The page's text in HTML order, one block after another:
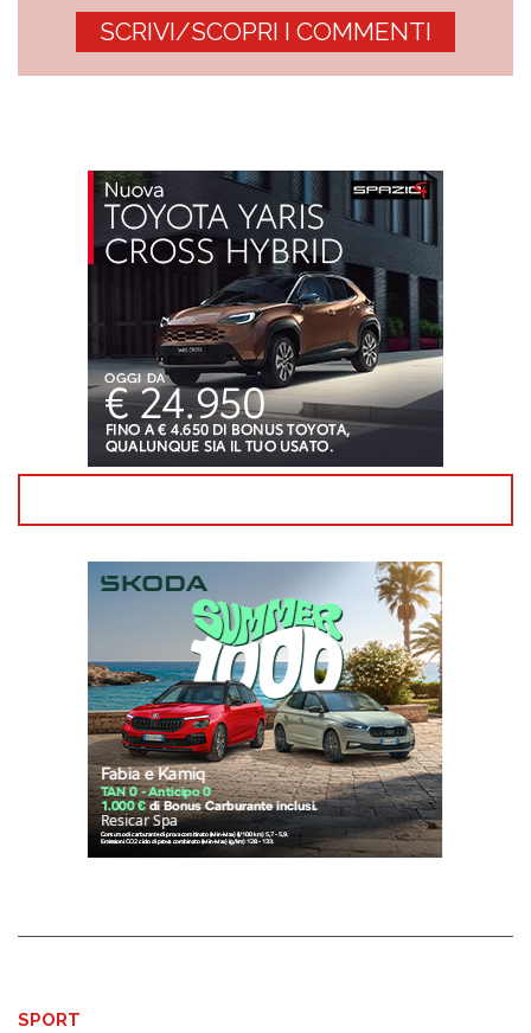
SCRIVI/SCOPRI I COMMENTI
SPORT